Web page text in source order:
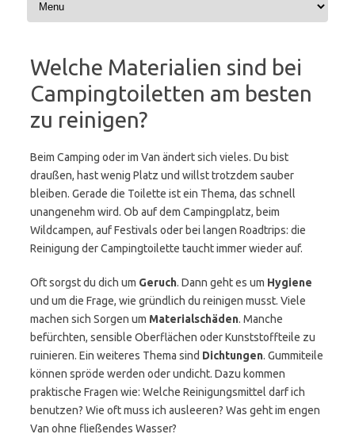
Welche Materialien sind bei
Campingtoiletten am besten
zu reinigen?
Beim Camping oder im Van ändert sich vieles. Du bist
draußen, hast wenig Platz und willst trotzdem sauber
bleiben. Gerade die Toilette ist ein Thema, das schnell
unangenehm wird. Ob auf dem Campingplatz, beim
Wildcampen, auf Festivals oder bei langen Roadtrips: die
Reinigung der Campingtoilette taucht immer wieder auf.
Oft sorgst du dich um Geruch. Dann geht es um Hygiene
und um die Frage, wie gründlich du reinigen musst. Viele
machen sich Sorgen um Materialschäden. Manche
befürchten, sensible Oberflächen oder Kunststoffteile zu
ruinieren. Ein weiteres Thema sind Dichtungen. Gummiteile
können spröde werden oder undicht. Dazu kommen
praktische Fragen wie: Welche Reinigungsmittel darf ich
benutzen? Wie oft muss ich ausleeren? Was geht im engen
Van ohne fließendes Wasser?